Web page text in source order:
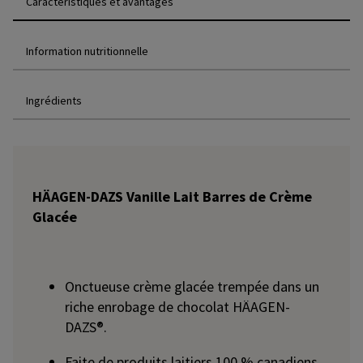
Information nutritionnelle
Ingrédients
HÄAGEN-DAZS Vanille Lait Barres de Crème
Glacée
Onctueuse crème glacée trempée dans un
riche enrobage de chocolat HÄAGEN-
DAZS®.